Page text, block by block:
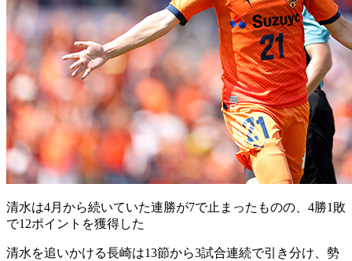
清水は4月から続いていた連勝が7で止まったものの、4勝1敗
で12ポイントを獲得した
清水を追いかける長崎は13節から3試合連続で引き分け、勢